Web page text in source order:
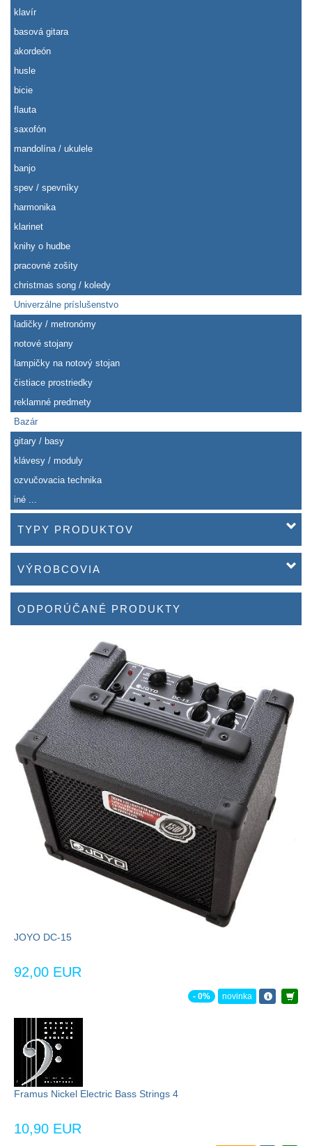
klavír
basová gitara
akordeón
husle
bicie
flauta
saxofón
mandolína / ukulele
banjo
spev / spevníky
harmonika
klarinet
knihy o hudbe
pracovné zošity
christmas song / koledy
Univerzálne príslušenstvo
ladičky / metronómy
notové stojany
lampičky na notový stojan
čistiace prostriedky
reklamné predmety
Bazár
gitary / basy
klávesy / moduly
ozvučovacia technika
iné ...
TYPY PRODUKTOV
VÝROBCOVIA
ODPORÚČANÉ PRODUKTY
JOYO DC-15
92,00 EUR
- 0% novinka
Framus Nickel Electric Bass Strings 4
10,90 EUR